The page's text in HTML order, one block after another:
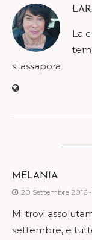
La
si assapora
MELANIA
20 Settembre 2016 -
Mi trovi
settembre, e